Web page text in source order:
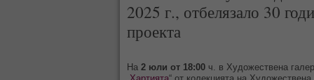
2025 г., отбелязало 30
проекта
На 2 юли от 18:00 ч. в Художествена